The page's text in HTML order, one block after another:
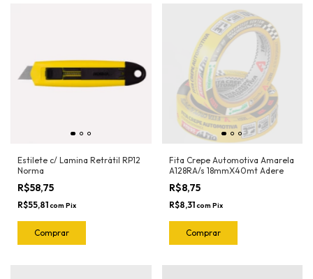
Estilete c/ Lamina Retrátil RP12
Norma
R$58,75
R$55,81com Pix
Fita Crepe Automotiva Amarela
A128RA/s 18mmX40mt Adere
R$8,75
R$8,31com Pix